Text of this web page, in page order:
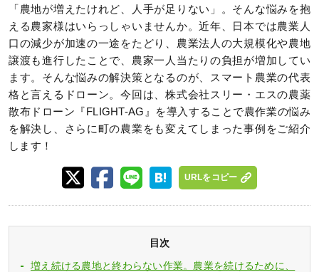
「農地が増えたけれど、人手が足りない」。そんな悩みを抱
える農家様はいらっしゃいませんか。近年、日本では農業人
口の減少が加速の一途をたどり、農業法人の大規模化や農地
譲渡も進行したことで、農家一人当たりの負担が増加してい
ます。そんな悩みの解決策となるのが、スマート農業の代表
格と言えるドローン。今回は、株式会社スリー・エスの農薬
散布ドローン『FLIGHT-AG』を導入することで農作業の悩み
を解決し、さらに町の農業をも変えてしまった事例をご紹介
します！
URLをコピー
目次
増え続ける農地と終わらない作業。農業を続けるために、